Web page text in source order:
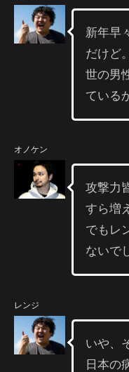
新年早
だけど。
世の男
ている
オノケン
攻撃力
すら増
でもレ
ないで
レンジ
いや、
日本の